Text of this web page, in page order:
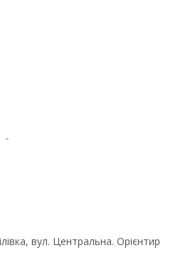
-
вул. Центральна. Орієнтир